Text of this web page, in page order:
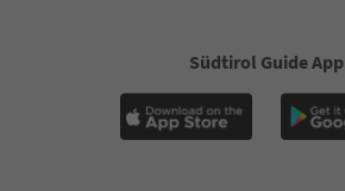
Südtirol Guide App